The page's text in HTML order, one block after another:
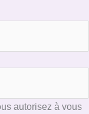
autorisez à vous